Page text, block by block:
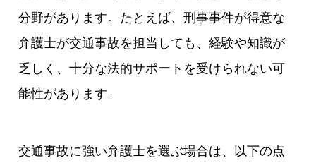
分野があります。たとえば、刑事事件が得意な
弁護士が交通事故を担当しても、経験や知識が
乏しく、十分な法的サポートを受けられない可
能性があります。
交通事故に強い弁護士を選ぶ場合は、以下の点